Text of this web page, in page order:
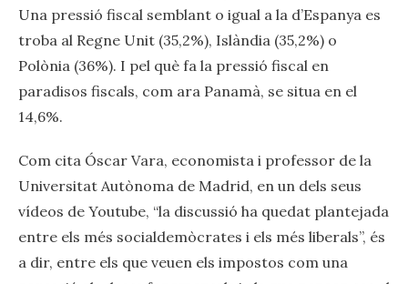
Una pressió fiscal semblant o igual a la d’Espanya es
troba al Regne Unit (35,2%), Islàndia (35,2%) o
Polònia (36%). I pel què fa la pressió fiscal en
paradisos fiscals, com ara Panamà, se situa en el
14,6%.
Com cita Óscar Vara, economista i professor de la
Universitat Autònoma de Madrid, en un dels seus
vídeos de Youtube, “la discussió ha quedat plantejada
entre els més socialdemòcrates i els més liberals”, és
a dir, entre els que veuen els impostos com una